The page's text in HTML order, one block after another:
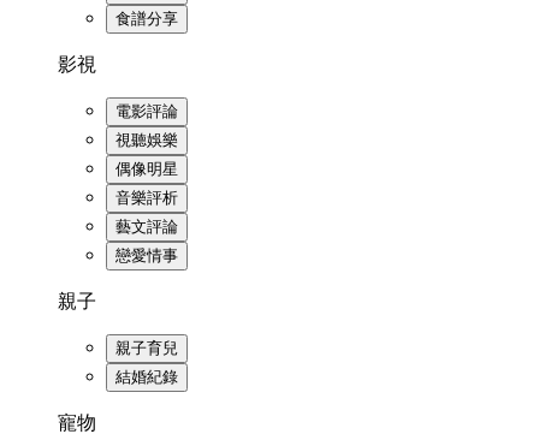
食譜分享
影視
電影評論
視聽娛樂
偶像明星
音樂評析
藝文評論
戀愛情事
親子
親子育兒
結婚紀錄
寵物